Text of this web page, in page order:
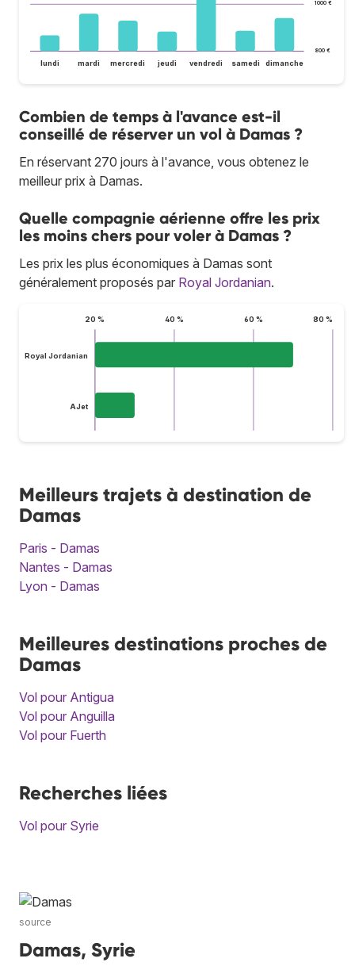
800 €
1 000 €
lundi mardi mercredi jeudi vendredi samedi dimanche
Combien de temps à l'avance est-il
conseillé de réserver un vol à Damas ?
En réservant 270 jours à l'avance, vous obtenez le
meilleur prix à Damas.
Quelle compagnie aérienne offre les prix
les moins chers pour voler à Damas ?
Les prix les plus économiques à Damas sont
généralement proposés par Royal Jordanian.
20 % 40 % 60 % 80 %
Royal Jordanian
AJet
Meilleurs trajets à destination de
Damas
Paris - Damas
Nantes - Damas
Lyon - Damas
Meilleures destinations proches de
Damas
Vol pour Antigua
Vol pour Anguilla
Vol pour Fuerth
Recherches liées
Vol pour Syrie
source
Damas, Syrie